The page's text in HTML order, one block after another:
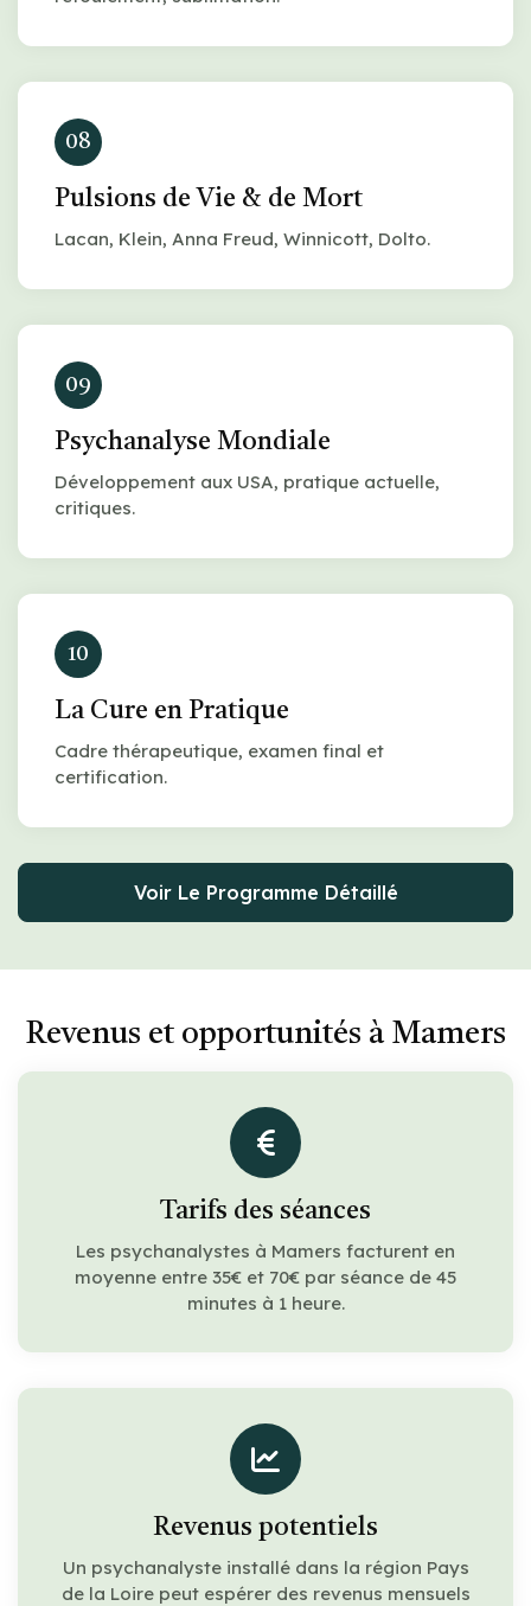
08
Pulsions de Vie & de Mort
Lacan, Klein, Anna Freud, Winnicott, Dolto.
09
Psychanalyse Mondiale
Développement aux USA, pratique actuelle,
critiques.
10
La Cure en Pratique
Cadre thérapeutique, examen final et
certification.
Voir Le Programme Détaillé
Revenus et opportunités à Mamers
Tarifs des séances
Les psychanalystes à Mamers facturent en
moyenne entre 35€ et 70€ par séance de 45
minutes à 1 heure.
Revenus potentiels
Un psychanalyste installé dans la région Pays
de la Loire peut espérer des revenus mensuels